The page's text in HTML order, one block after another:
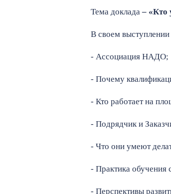
Тема доклада– «Кто
В своем выступлении
- Ассоциация НАДО;
- Почему
- Кто работает на
- Подрядчик и
- Что они умеют
- Практика обучения
- Перспективы